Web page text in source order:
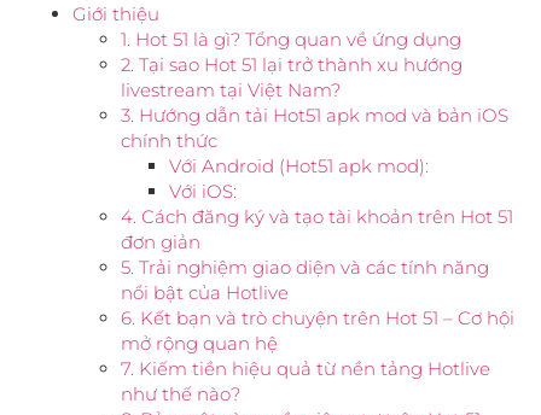
Giới thiệu
1. Hot 51 là gì? Tổng quan về ứng dụng
2. Tại sao Hot 51 lại trở thành xu hướng
livestream tại Việt Nam?
3. Hướng dẫn tải Hot51 apk mod và bản iOS
chính thức
Với Android (Hot51 apk mod):
Với iOS:
4. Cách đăng ký và tạo tài khoản trên Hot 51
đơn giản
5. Trải nghiệm giao diện và các tính năng
nổi bật của Hotlive
6. Kết bạn và trò chuyện trên Hot 51 – Cơ hội
mở rộng quan hệ
7. Kiếm tiền hiệu quả từ nền tảng Hotlive
như thế nào?